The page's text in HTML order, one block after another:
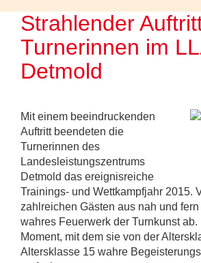
Strahlender
Turnerinnen im
Detmold
Mit einem beeindruckenden
Auftritt beendeten die
Turnerinnen des
Landesleistungszentrums
Detmold das ereignisreiche
Trainings- und Wettkampfjahr 2015.
zahlreichen Gästen aus nah und
wahres Feuerwerk der Turnkunst
Moment, mit dem sie von der
Altersklasse 15 wahre